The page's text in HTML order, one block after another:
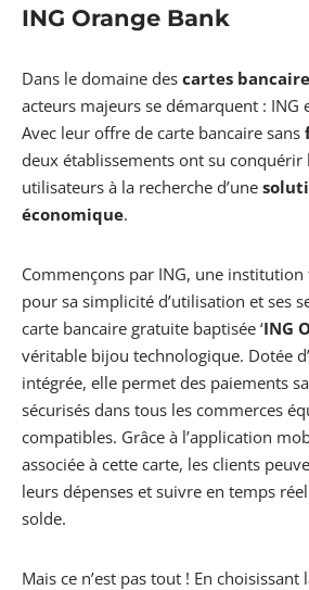
ING Orange Bank
Dans le domaine des cartes
acteurs majeurs se démarquent : ING
Avec leur offre de carte bancaire sans
deux établissements ont su
utilisateurs à la recherche d’une
économique.
Commençons par ING, une
pour sa simplicité d’utilisation et ses
carte bancaire gratuite baptisée ‘ING
véritable bijou technologique. Dotée
intégrée, elle permet des paiements
sécurisés dans tous les commerces
compatibles. Grâce à l’application
associée à cette carte, les clients
leurs dépenses et suivre en temps
solde.
Mais ce n’est pas tout ! En choisissant